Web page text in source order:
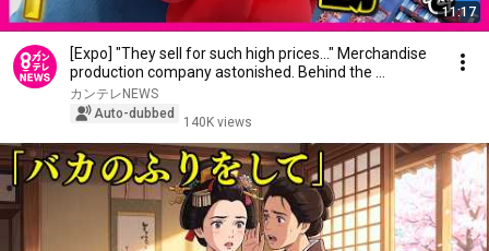
11:17
[Expo] "They sell for such high prices..." Merchandise
production company astonished. Behind the ...
カンテレNEWS
Auto-dubbed
140K views